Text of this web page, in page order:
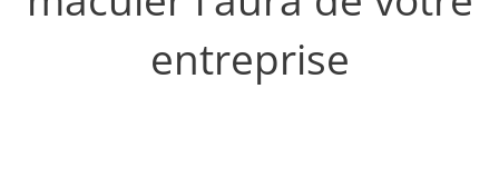
entreprise